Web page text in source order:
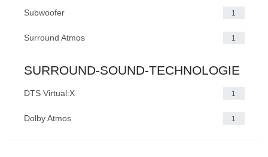
Subwoofer 1
Surround Atmos 1
SURROUND-SOUND-TECHNOLOGIE
DTS Virtual:X 1
Dolby Atmos 1